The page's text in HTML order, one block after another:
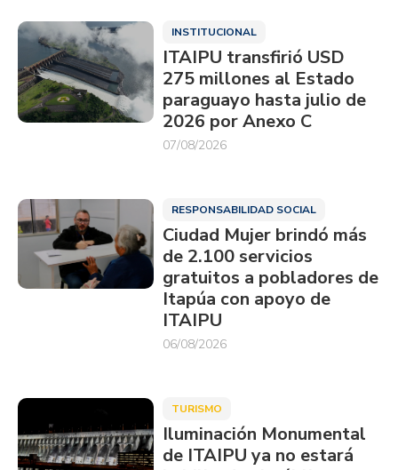
INSTITUCIONAL
ITAIPU transfirió USD
275 millones al Estado
paraguayo hasta julio de
2026 por Anexo C
07/08/2026
RESPONSABILIDAD SOCIAL
Ciudad Mujer brindó más
de 2.100 servicios
gratuitos a pobladores de
Itapúa con apoyo de
ITAIPU
06/08/2026
TURISMO
Iluminación Monumental
de ITAIPU ya no estará